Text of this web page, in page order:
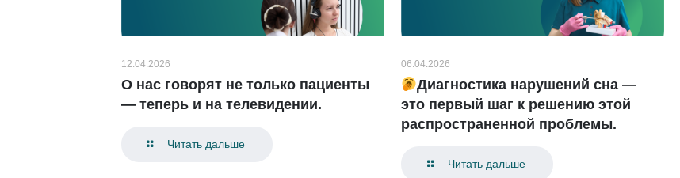
12.04.2026
О нас говорят не только пациенты
— теперь и на телевидении.
Читать дальше
06.04.2026
Диагностика нарушений сна —
это первый шаг к решению этой
распространенной проблемы.
Читать дальше